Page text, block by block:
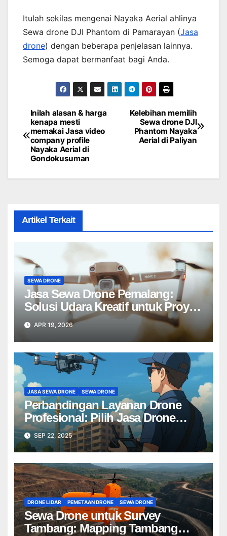
Itulah sekilas mengenai Nayaka Aerial ahlinya
Sewa drone DJI Phantom di Pamarayan (Jasa
drone) dengan beberapa penjelasan lainnya.
Semoga dapat bermanfaat bagi Anda.
Post
navigation
Kelebihan memilih
Sewa drone DJI
Phantom Nayaka
Aerial di Paliyan
Inilah alasan & harga
kenapa mesti
memakai Jasa video
company profile
Nayaka Aerial di
Gondokusuman
Artikel Terkait
SEWA DRONE
Jasa Sewa Drone Pemalang:
Solusi Udara Kreatif untuk Proyek
Anda Tanpa Batas】
APR 19, 2026
JASA SEWA DRONE SEWA DRONE
Perbandingan Layanan Drone
Profesional: Pilih Jasa Drone
Terbaik untuk Proyek Anda
SEP 22, 2025
DRONE LIDAR PEMETAAN DRONE SEWA DRONE
Sewa Drone untuk Survey
Tambang: Mapping Tambang